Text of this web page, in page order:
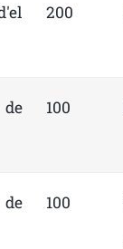
200
100
100